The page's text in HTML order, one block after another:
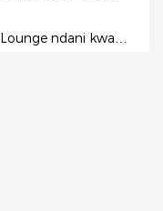
Lounge ndani kwa